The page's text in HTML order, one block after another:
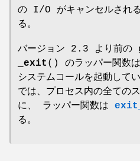
の I/O がキャンセルされ
る。
バージョン 2.3 より前の
_exit () のラッパー関数は
システムコールを起動し
では、プロセス内の全ての
に、 ラッパー関数は
る。